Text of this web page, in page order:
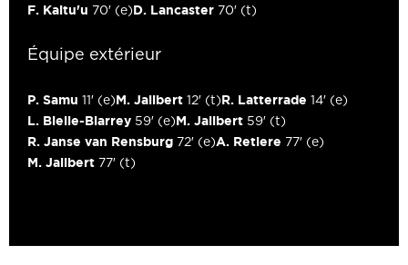
F. Kaitu'u 70′ (e)D. Lancaster 70′ (t)
Équipe extérieur
P. Samu 11′ (e)M. Jalibert 12′ (t)R. Latterrade 14′ (e)
L. Bielle-Biarrey 59′ (e)M. Jalibert 59′ (t)
R. Janse van Rensburg 72′ (e)A. Retiere 77′ (e)
M. Jalibert 77′ (t)